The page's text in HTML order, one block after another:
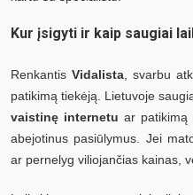
Kur įsigyti ir kaip saugiai
Renkantis Vidalista, svarbu
patikimą tiekėją. Lietuvoje
vaistinę internetu ar patikimą
abejotinus pasiūlymus. Jei
ar pernelyg viliojančias kainas,